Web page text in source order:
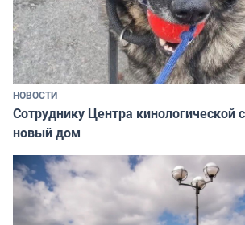
НОВОСТИ
Сотруднику Центра
новый дом